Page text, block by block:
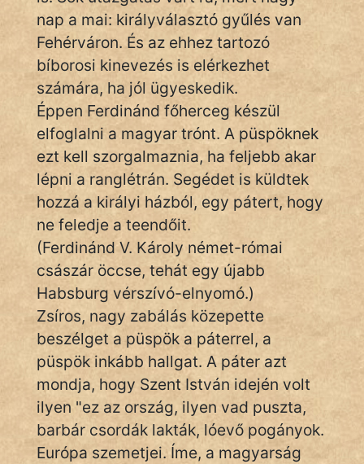
Monda
Novella
És
Elbeszélés
Regény
Tanmese
Vers
IRODALOM
SZÓLÁS
És
KÖZMONDÁS
PSZICHO
ZENE
nap a mai: királyválasztó gyűlés van
Fehérváron. És az ehhez tartozó
bíborosi kinevezés is elérkezhet
számára, ha jól ügyeskedik.
Éppen Ferdinánd főherceg készül
elfoglalni a magyar trónt. A püspöknek
ezt kell szorgalmaznia, ha feljebb akar
lépni a ranglétrán. Segédet is küldtek
hozzá a királyi házból, egy pátert, hogy
ne feledje a teendőit.
(Ferdinánd V. Károly német-római
császár öccse, tehát egy újabb
Habsburg vérszívó-elnyomó.)
Zsíros, nagy zabálás közepette
beszélget a püspök a páterrel, a
püspök inkább hallgat. A páter azt
mondja, hogy Szent István idején volt
ilyen "ez az ország, ilyen vad puszta,
barbár csordák lakták, lóevő pogányok.
Európa szemetjei. Íme, a magyarság